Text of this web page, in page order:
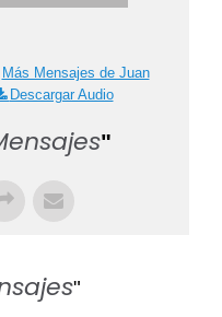
Más Mensajes de Juan
Descargar Audio
"
"